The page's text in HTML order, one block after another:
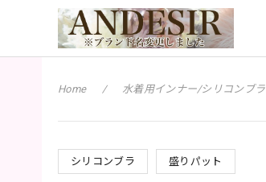
Home 水着用インナー/シリコンブラ
シリコンブラ 盛りパット